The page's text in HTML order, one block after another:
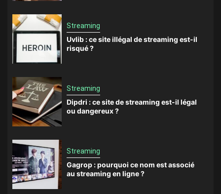
Streaming
Uvlib : ce site illégal de streaming est-il
risqué ?
Streaming
Dipdri : ce site de streaming est-il légal
ou dangereux ?
Streaming
Gagrop : pourquoi ce nom est associé
au streaming en ligne ?